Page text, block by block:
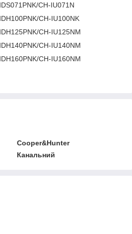
CH-IU071N
CH-IU100NK
CH-IU125NM
CH-IU140NM
CH-IU160NM
Cooper&Hunter
Канальний